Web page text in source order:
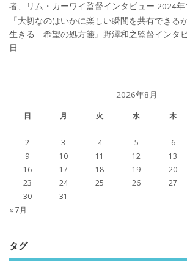
者、リム・カーワイ監督インタビュー 2024
「大切なのはいかに楽しい瞬間を共有できる
生きる 希望の処方箋』野澤和之監督インタ
日
2026年8月
日 月 火 水 木
2
3 4 5 6
9
10 11 12 13
16
17 18 19 20
23
24 25 26 27
30
31
« 7月
タグ